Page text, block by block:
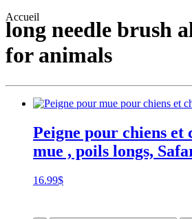
Accueil
long needle brush
for animals
Peigne pour chiens et
mue , poils longs,
16.99$